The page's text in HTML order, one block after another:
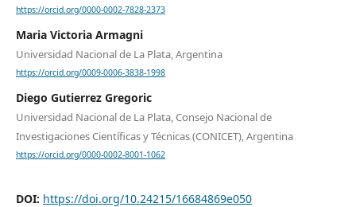
https://orcid.org/0000-0002-7828-2373
Maria Victoria Armagni
Universidad Nacional de La Plata, Argentina
https://orcid.org/0009-0006-3838-1998
Diego Gutierrez Gregoric
Universidad Nacional de La Plata, Consejo Nacional de
Investigaciones Científicas y Técnicas (CONICET), Argentina
https://orcid.org/0000-0002-8001-1062
DOI: https://doi.org/10.24215/16684869e050